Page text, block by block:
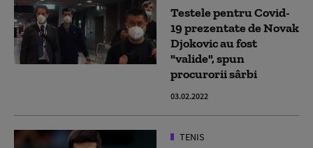
Testele pentru Covid-
19 prezentate de Novak
Djokovic au fost
"valide", spun
procurorii sârbi
03.02.2022
TENIS